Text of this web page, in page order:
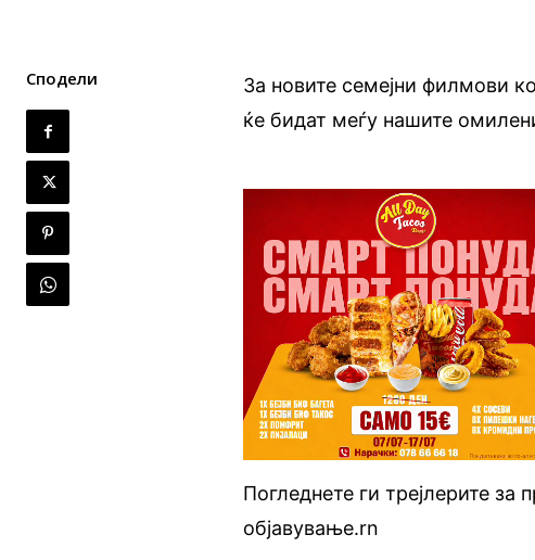
Сподели
За новите семејни филмови
ќе бидат меѓу нашите
Погледнете ги трејлерите за
објавување.rn